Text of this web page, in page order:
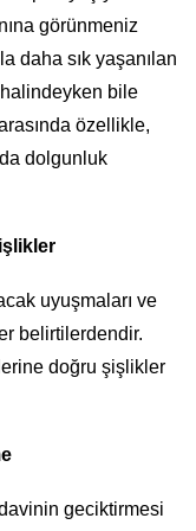
görünmeniz
daha sık yaşanılan
halindeyken bile
özellikle,
dolgunluk
uyuşmaları ve
belirtilerdendir.
doğru şişlikler
geciktirmesi